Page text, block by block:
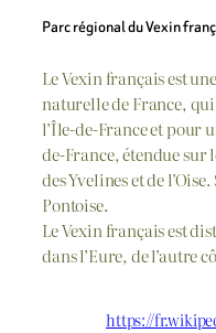
Parc régional du Vexin
Le Vexin français est
naturelle de France,
l’Île-de-France et pour
de-France, étendue sur
des Yvelines et de
Pontoise.
Le Vexin français est
dans l’Eure, de l’autre
https://